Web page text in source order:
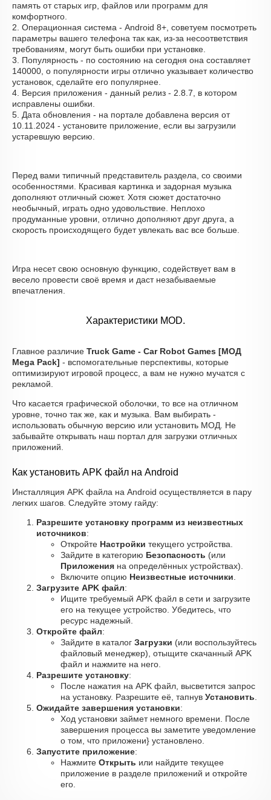
память от старых игр, файлов или программ для
комфортного.
2. Операционная система - Android 8+, советуем посмотреть
параметры вашего телефона так как, из-за несоответствия
требованиям, могут быть ошибки при установке.
3. Популярность - по состоянию на сегодня она составляет
140000, о популярности игры отлично указывает количество
установок, сделайте его популярнее.
4. Версия приложения - данный релиз - 2.8.7, в котором
исправлены ошибки.
5. Дата обновления - на портале добавлена версия от
10.11.2024 - установите приложение, если вы загрузили
устаревшую версию.
Перед вами типичный представитель раздела, со своими
особенностями. Красивая картинка и задорная музыка
дополняют отличный сюжет. Хотя сюжет достаточно
необычный, играть одно удовольствие. Неплохо
продуманные уровни, отлично дополняют друг друга, а
скорость происходящего будет увлекать вас все больше.
Игра несет свою основную функцию, содействует вам в
весело провести своё время и даст незабываемые
впечатления.
Характеристики MOD.
Главное различие Truck Game - Car Robot Games [МОД
Mega Pack] - вспомогательные перспективы, которые
оптимизируют игровой процесс, а вам не нужно мучатся с
рекламой.
Что касается графической оболочки, то все на отличном
уровне, точно так же, как и музыка. Вам выбирать -
использовать обычную версию или установить МОД. Не
забывайте открывать наш портал для загрузки отличных
приложений.
Как установить APK файл на Android
Инсталляция APK файла на Android осуществляется в пару
легких шагов. Следуйте этому гайду:
Разрешите установку программ из неизвестных
источников:
Откройте Настройки текущего устройства.
Зайдите в категорию Безопасность (или
Приложения на определённых устройствах).
Включите опцию Неизвестные источники
Загрузите APK файл:
Ищите требуемый APK файл в сети и загрузите
его на текущее устройство. Убедитесь, что
ресурс надежный.
Откройте файл:
Зайдите в каталог Загрузки (или воспользуйтесь
файловый менеджер), отыщите скачанный APK
файл и нажмите на него.
Разрешите установку:
После нажатия на APK файл, высветится запрос
на установку. Разрешите её, тапнув Установить
Ожидайте завершения установки:
Ход установки займет немного времени. После
завершения процесса вы заметите уведомление
о том, что приложени} установлено.
Запустите приложение:
Нажмите Открыть или найдите текущее
приложение в разделе приложений и откройте
его.